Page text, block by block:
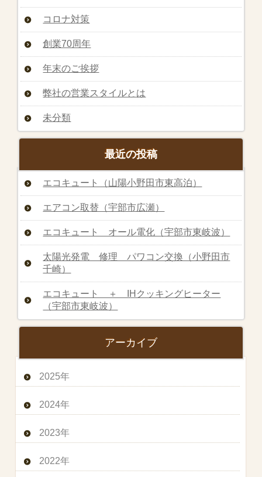
コロナ対策
創業70周年
年末のご挨拶
弊社の営業スタイルとは
未分類
最近の投稿
エコキュート（山陽小野田市東高泊）
エアコン取替（宇部市広瀬）
エコキュート オール電化（宇部市東岐波）
太陽光発電 修理 パワコン交換（小野田市
千崎）
エコキュート ＋ IHクッキングヒーター
（宇部市東岐波）
アーカイブ
2025年
2024年
2023年
2022年